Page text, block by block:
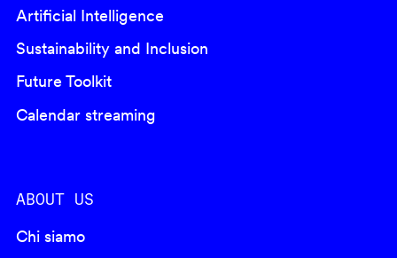
Artificial Intelligence
Sustainability and Inclusion
Future Toolkit
Calendar streaming
ABOUT US
Chi siamo